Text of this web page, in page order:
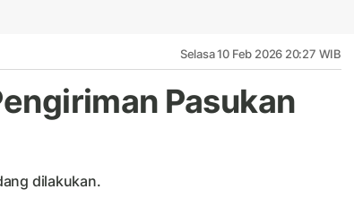
Selasa 10 Feb 2026 20:27 WIB
Pasukan
dilakukan.